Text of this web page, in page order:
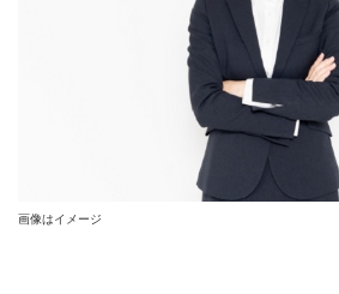
画像はイメージ